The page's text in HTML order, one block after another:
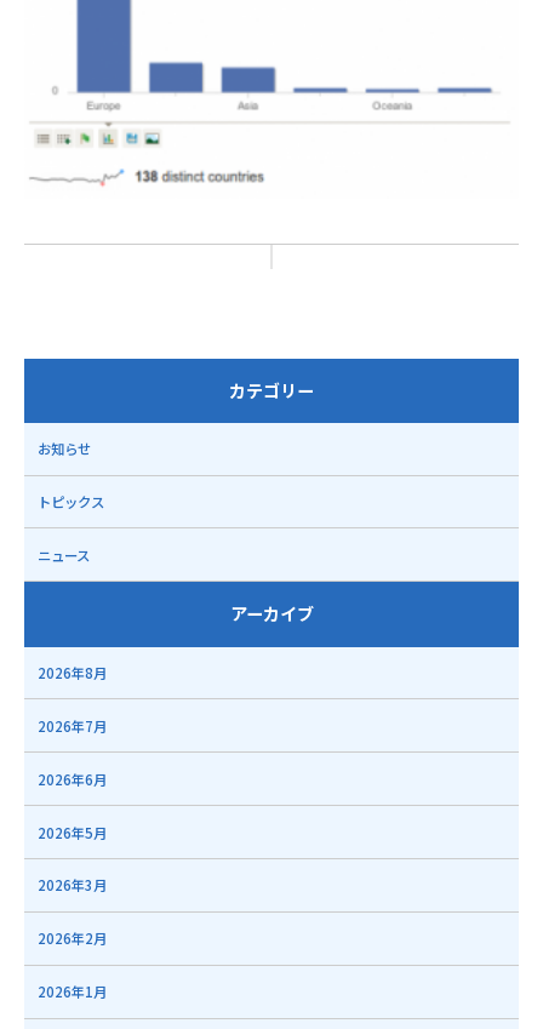
カテゴリー
お知らせ
トピックス
ニュース
アーカイブ
2026年8月
2026年7月
2026年6月
2026年5月
2026年3月
2026年2月
2026年1月